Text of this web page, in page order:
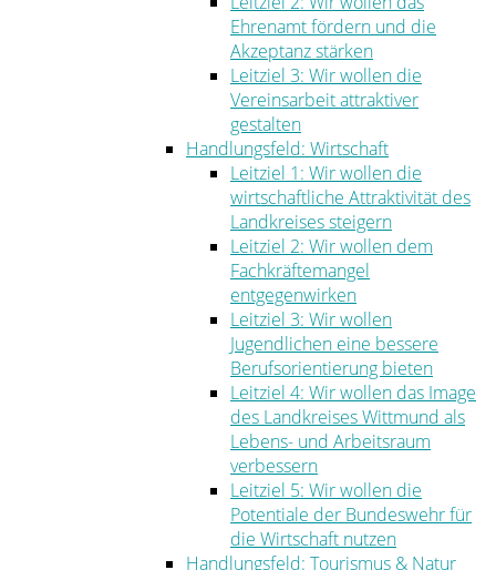
Ehrenamt fördern und die
Akzeptanz stärken
Leitziel 3: Wir wollen die
Vereinsarbeit attraktiver
gestalten
Handlungsfeld: Wirtschaft
Leitziel 1: Wir wollen die
wirtschaftliche Attraktivität des
Landkreises steigern
Leitziel 2: Wir wollen dem
Fachkräftemangel
entgegenwirken
Leitziel 3: Wir wollen
Jugendlichen eine bessere
Berufsorientierung bieten
Leitziel 4: Wir wollen das Image
des Landkreises Wittmund als
Lebens- und Arbeitsraum
verbessern
Leitziel 5: Wir wollen die
Potentiale der Bundeswehr für
die Wirtschaft nutzen
Handlungsfeld: Tourismus & Natur